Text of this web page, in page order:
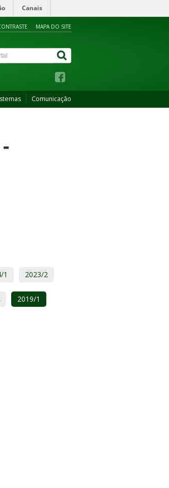
Canais
MAPA DO SITE
Comunicação
1 2023/2
2019/1